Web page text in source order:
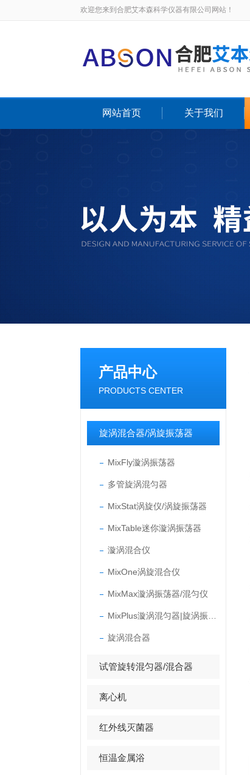
欢迎您来到合肥艾本森科学仪器有限公司网站！
网站首页 关于我们
产品中心
PRODUCTS CENTER
旋涡混合器/涡旋振荡器
MixFly漩涡振荡器
多管旋涡混匀器
MixStat涡旋仪/涡旋振荡器
MixTable迷你漩涡振荡器
漩涡混合仪
MixOne涡旋混合仪
MixMax漩涡振荡器/混匀仪
旋涡混合器
试管旋转混匀器/混合器
离心机
红外线灭菌器
恒温金属浴